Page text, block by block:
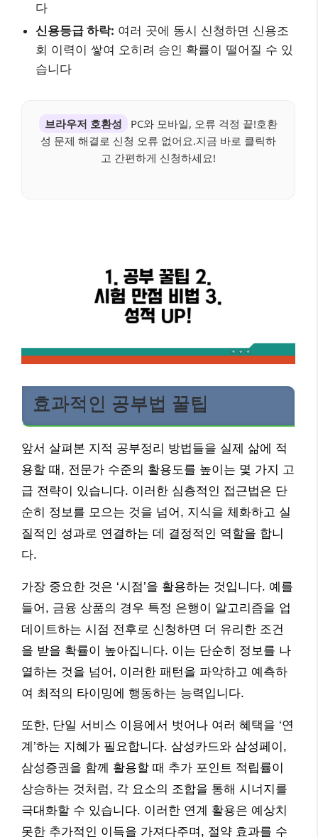
다
신용등급 하락: 여러 곳에 동시 신청하면 신용조
회 이력이 쌓여 오히려 승인 확률이 떨어질 수 있
습니다
브라우저 호환성
PC와 모바일, 오류 걱정 끝!호환
성 문제 해결로 신청 오류 없어요.지금 바로 클릭하
고 간편하게 신청하세요!
효과적인 공부법 꿀팁
앞서 살펴본 지적 공부정리 방법들을 실제 삶에 적
용할 때, 전문가 수준의 활용도를 높이는 몇 가지 고
급 전략이 있습니다. 이러한 심층적인 접근법은 단
순히 정보를 모으는 것을 넘어, 지식을 체화하고 실
질적인 성과로 연결하는 데 결정적인 역할을 합니
다.
가장 중요한 것은 ‘시점’을 활용하는 것입니다. 예를
들어, 금융 상품의 경우 특정 은행이 알고리즘을 업
데이트하는 시점 전후로 신청하면 더 유리한 조건
을 받을 확률이 높아집니다. 이는 단순히 정보를 나
열하는 것을 넘어, 이러한 패턴을 파악하고 예측하
여 최적의 타이밍에 행동하는 능력입니다.
또한, 단일 서비스 이용에서 벗어나 여러 혜택을 ‘연
계’하는 지혜가 필요합니다. 삼성카드와 삼성페이,
삼성증권을 함께 활용할 때 추가 포인트 적립률이
상승하는 것처럼, 각 요소의 조합을 통해 시너지를
극대화할 수 있습니다. 이러한 연계 활용은 예상치
못한 추가적인 이득을 가져다주며, 절약 효과를 수